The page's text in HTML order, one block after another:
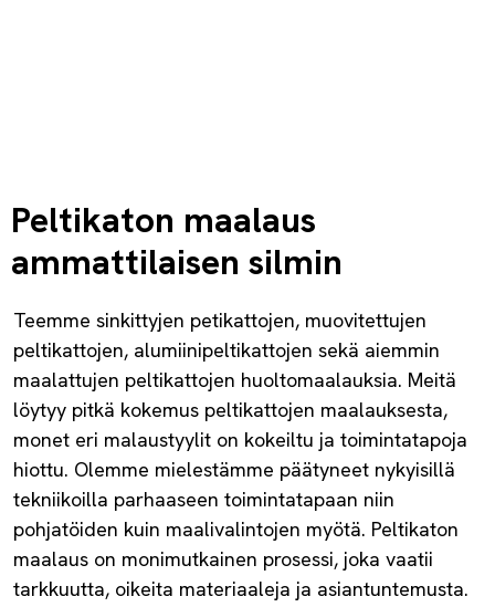
Peltikaton maalaus
ammattilaisen silmin
Teemme sinkittyjen petikattojen, muovitettujen
peltikattojen, alumiinipeltikattojen sekä aiemmin
maalattujen peltikattojen huoltomaalauksia. Meitä
löytyy pitkä kokemus peltikattojen maalauksesta,
monet eri malaustyylit on kokeiltu ja toimintatapoja
hiottu. Olemme mielestämme päätyneet nykyisillä
tekniikoilla parhaaseen toimintatapaan niin
pohjatöiden kuin maalivalintojen myötä. Peltikaton
maalaus on monimutkainen prosessi, joka vaatii
tarkkuutta, oikeita materiaaleja ja asiantuntemusta.